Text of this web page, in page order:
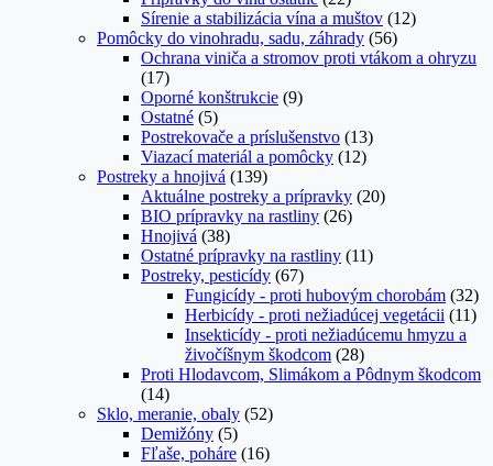
Sírenie a stabilizácia vína a muštov (12)
Pomôcky do vinohradu, sadu, záhrady (56)
Ochrana viniča a stromov proti vtákom a ohryzu
(17)
Oporné konštrukcie (9)
Ostatné (5)
Postrekovače a príslušenstvo (13)
Viazací materiál a pomôcky (12)
Postreky a hnojivá (139)
Aktuálne postreky a prípravky (20)
BIO prípravky na rastliny (26)
Hnojivá (38)
Ostatné prípravky na rastliny (11)
Postreky, pesticídy (67)
Fungicídy - proti hubovým chorobám (32)
Herbicídy - proti nežiadúcej vegetácii (11)
Insekticídy - proti nežiadúcemu hmyzu a
živočíšnym škodcom (28)
Proti Hlodavcom, Slimákom a Pôdnym škodcom
(14)
Sklo, meranie, obaly (52)
Demižóny (5)
Fľaše, poháre (16)